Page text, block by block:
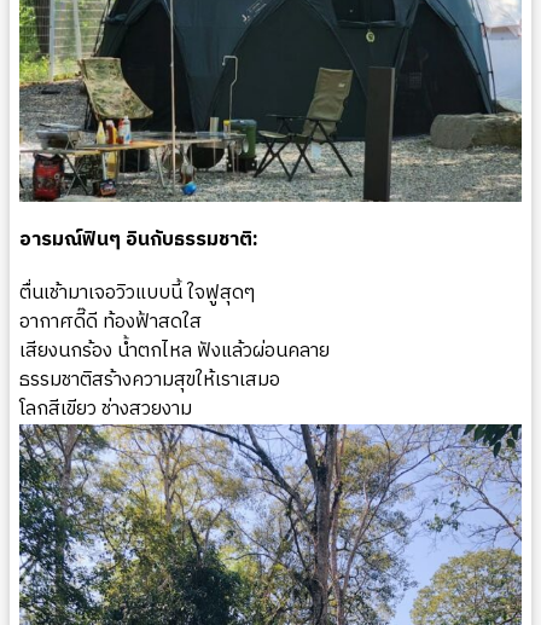
อารมณ์ฟินๆ อินกับธรรมชาติ:
ตื่นเช้ามาเจอวิวแบบนี้ ใจฟูสุดๆ
อากาศดี๊ดี ท้องฟ้าสดใส
เสียงนกร้อง น้ำตกไหล ฟังแล้วผ่อนคลาย ️
ธรรมชาติสร้างความสุขให้เราเสมอ
โลกสีเขียว ช่างสวยงาม